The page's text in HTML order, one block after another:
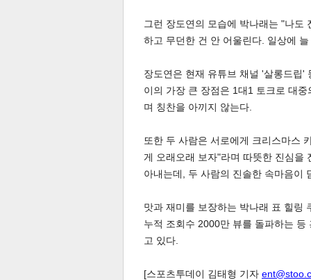
그런 장도연의 모습에 박나래는 "나도
하고 무던한 건 안 어울린다. 일상에
장도연은 현재 유튜브 채널 '살롱드립'
이의 가장 큰 장점은 1대1 토크로 대
며 칭찬을 아끼지 않는다.
또한 두 사람은 서로에게 크리스마스
게 오래오래 보자"라며 따뜻한 진심을
아내는데, 두 사람의 진솔한 속마음이
맛과 재미를 보장하는 박나래 표 힐링
누적 조회수 2000만 뷰를 돌파하는
고 있다.
[스포츠투데이 김태형 기자